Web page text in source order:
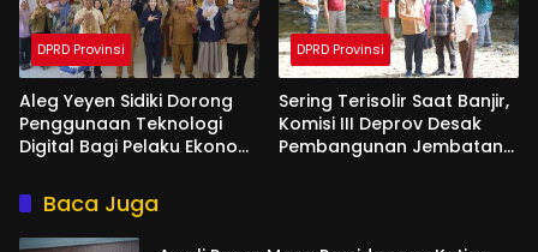
DPRD Provinsi
Aleg Yeyen Sidiki Dorong
Penggunaan Teknologi
Digital Bagi Pelaku Ekonomi
DPRD Provinsi
Sering Terisolir Saat Banjir,
Komisi III Deprov Desak
Pembangunan Jembatan
Baca Juga